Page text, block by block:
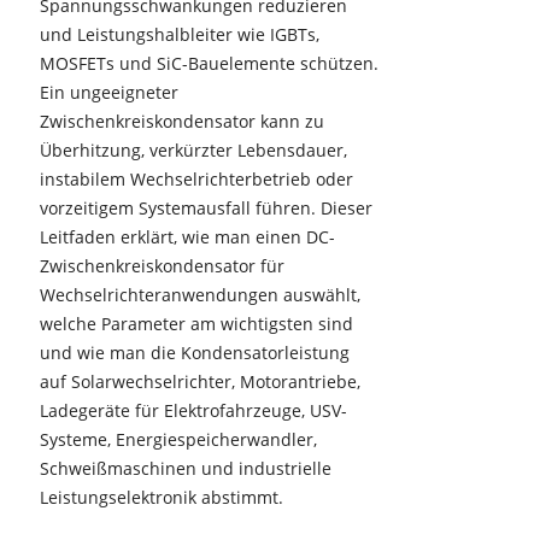
Spannungsschwankungen reduzieren
und Leistungshalbleiter wie IGBTs,
MOSFETs und SiC-Bauelemente schützen.
Ein ungeeigneter
Zwischenkreiskondensator kann zu
Überhitzung, verkürzter Lebensdauer,
instabilem Wechselrichterbetrieb oder
vorzeitigem Systemausfall führen. Dieser
Leitfaden erklärt, wie man einen DC-
Zwischenkreiskondensator für
Wechselrichteranwendungen auswählt,
welche Parameter am wichtigsten sind
und wie man die Kondensatorleistung
auf Solarwechselrichter, Motorantriebe,
Ladegeräte für Elektrofahrzeuge, USV-
Systeme, Energiespeicherwandler,
Schweißmaschinen und industrielle
Leistungselektronik abstimmt.